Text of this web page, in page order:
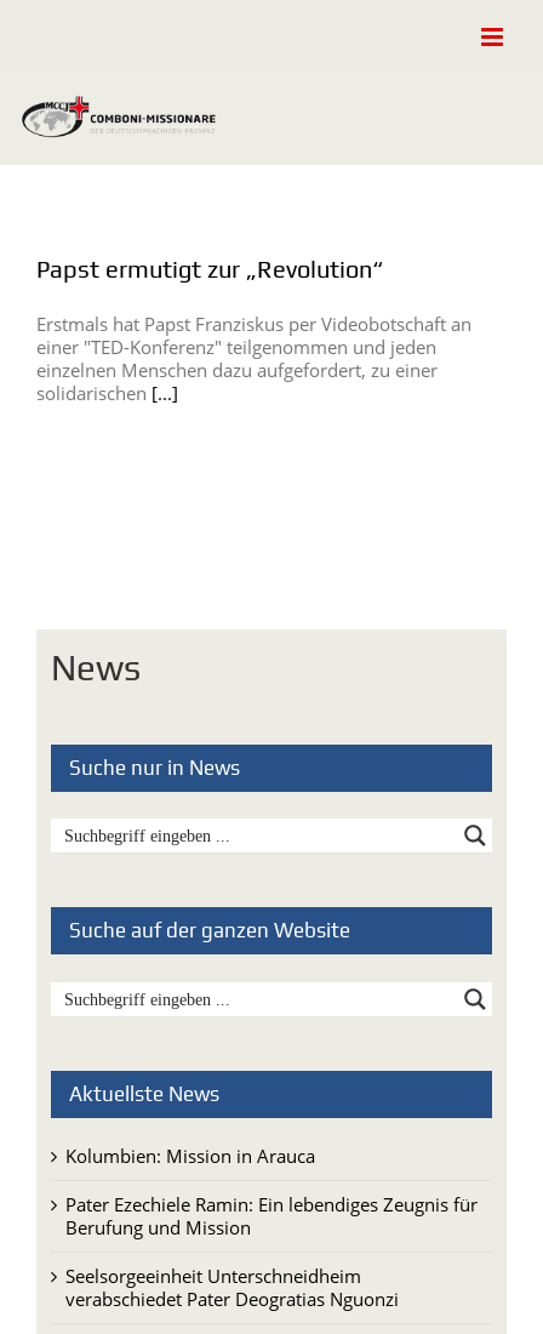
Papst ermutigt zur „Revolution“
Erstmals hat Papst Franziskus per Videobotschaft an
einer "TED-Konferenz" teilgenommen und jeden
einzelnen Menschen dazu aufgefordert, zu einer
solidarischen [...]
News
Suche nur in News
Suche auf der ganzen Website
Aktuellste News
Kolumbien: Mission in Arauca
Pater Ezechiele Ramin: Ein lebendiges Zeugnis für
Berufung und Mission
Seelsorgeeinheit Unterschneidheim
verabschiedet Pater Deogratias Nguonzi